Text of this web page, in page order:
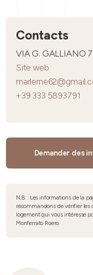
Contacts
VIA G. GALLIANO
Site web
+39 333 5893791
Demander des
N.B. : Les informations de la
recommandons de vérifier
logement qui vous intéresse
Monferrato Roero.